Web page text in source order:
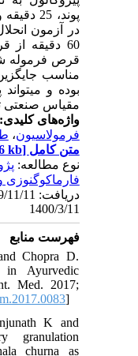
60 دقیقه از
قرص فرموله شده
مناسب جایگزین
بوده و میتواند
مقیاس صنعتی
واژه‌های کلیدی:
فرمولاسیون،طب
متن کامل[PDF 276 kb]
نوع مطالعه:
فارماكوگنوزی و
1400/3/11
فهرست منابع
and Chopra D.
in Ayurvedic
Med. 2017;
K and
granulation
churna as